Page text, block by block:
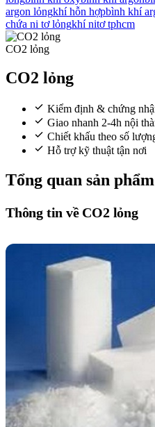
argon lỏngkhí hỗn hợpbình khí
chứa ni tơ lỏngkhí nitơ tphcm
CO2 lỏng
CO2 lỏng
Kiểm định & chứng
Giao nhanh 2-4h nội
Chiết khấu theo số
Hỗ trợ kỹ thuật tận nơi
Tổng quan sản phẩm
Thông tin về CO2 lỏng